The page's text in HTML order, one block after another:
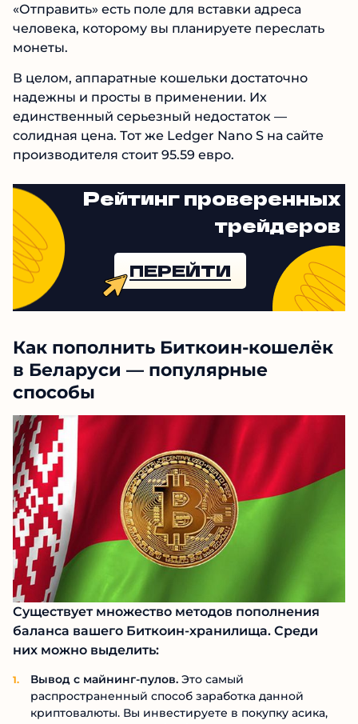
«Отправить» есть поле для вставки адреса
человека, которому вы планируете переслать
монеты.
В целом, аппаратные кошельки достаточно
надежны и просты в применении. Их
единственный серьезный недостаток —
солидная цена. Тот же Ledger Nano S на сайте
производителя стоит 95.59 евро.
Рейтинг проверенных
трейдеров
ПЕРЕЙТИ
Как пополнить Биткоин-кошелёк
в Беларуси — популярные
способы
Существует множество методов пополнения
баланса вашего Биткоин-хранилища. Среди
них можно выделить:
Вывод с майнинг-пулов. Это самый
распространенный способ заработка данной
криптовалюты. Вы инвестируете в покупку асика,